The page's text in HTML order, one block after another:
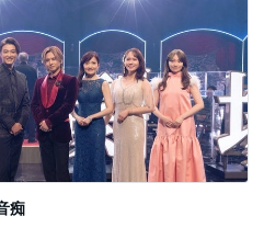
痴